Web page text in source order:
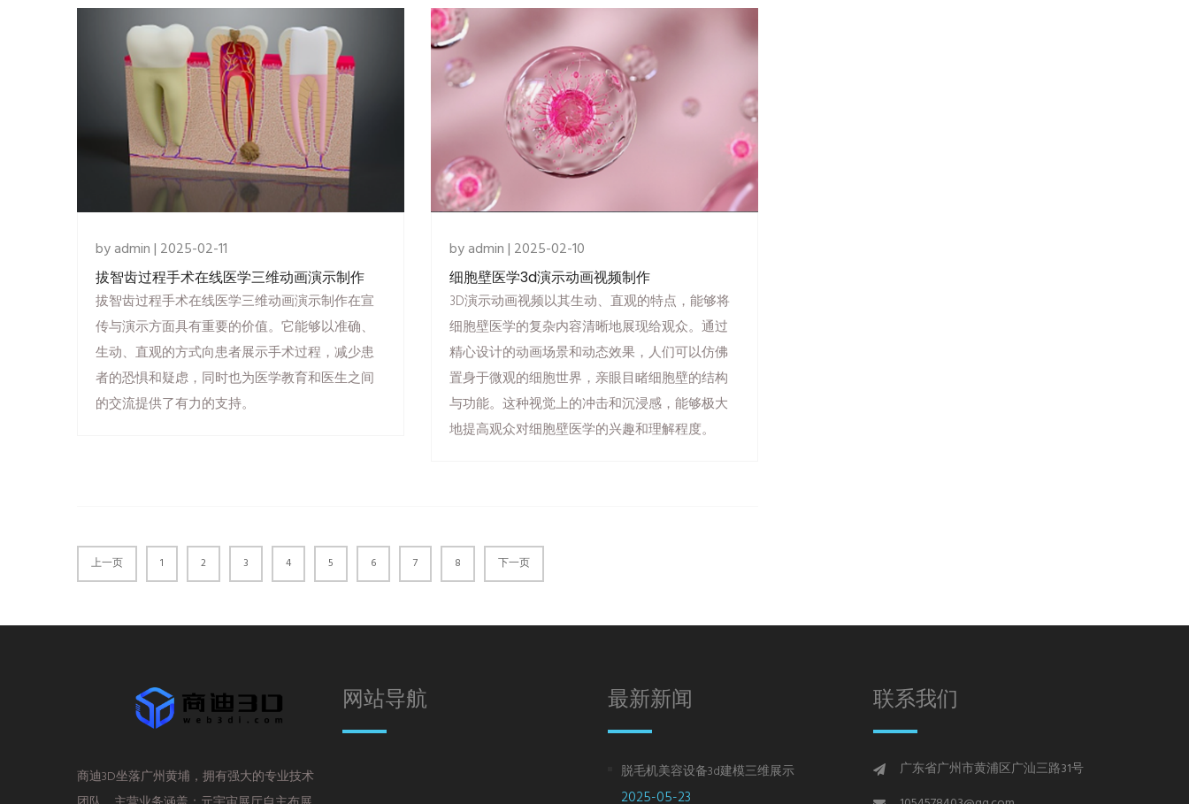
by admin | 2025-02-11
拔智齿过程手术在线医学三维动画演示制作
拔智齿过程手术在线医学三维动画演示制作在宣
传与演示方面具有重要的价值。它能够以准确、
生动、直观的方式向患者展示手术过程，减少患
者的恐惧和疑虑，同时也为医学教育和医生之间
的交流提供了有力的支持。
by admin | 2025-02-10
细胞壁医学3d演示动画视频制作
3D演示动画视频以其生动、直观的特点，能够将
细胞壁医学的复杂内容清晰地展现给观众。通过
精心设计的动画场景和动态效果，人们可以仿佛
置身于微观的细胞世界，亲眼目睹细胞壁的结构
与功能。这种视觉上的冲击和沉浸感，能够极大
地提高观众对细胞壁医学的兴趣和理解程度。
上一页 1 2 3 4 5 6 7 8 下一页
商迪3D坐落广州黄埔，拥有强大的专业技术
网站导航 最新新闻
脱毛机美容设备3d建模三维展示
2025-05-23
联系我们
广东省广州市黄浦区广汕三路31号